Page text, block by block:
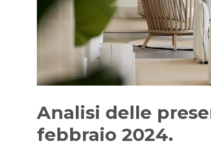
Analisi delle
febbraio 2024.